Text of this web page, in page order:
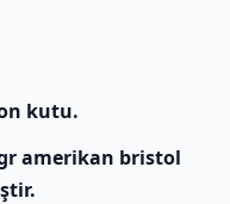
kutu.
amerikan bristol